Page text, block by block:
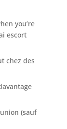
you’re
escort
chez des
(sauf